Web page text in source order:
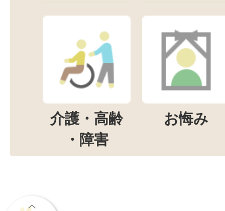
介護・高齢
・障害
お悔み